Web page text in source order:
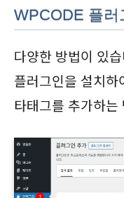
WPCODE 플러
다양한 방법이 있
플러그인을 설치
타태그를 추가하